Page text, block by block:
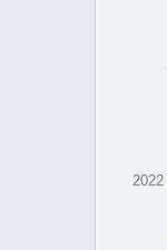
2022